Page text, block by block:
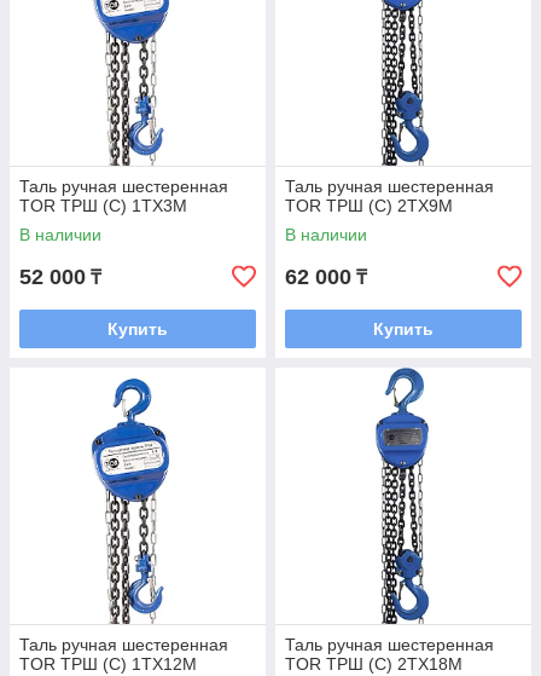
Таль ручная шестеренная
TOR ТРШ (C) 1ТХ3М
В наличии
52 000 ₸
Купить
Таль ручная шестеренная
TOR ТРШ (C) 2ТХ9М
В наличии
62 000 ₸
Купить
Таль ручная шестеренная
TOR ТРШ (C) 1ТХ12М
Таль ручная шестеренная
TOR ТРШ (C) 2ТХ18М